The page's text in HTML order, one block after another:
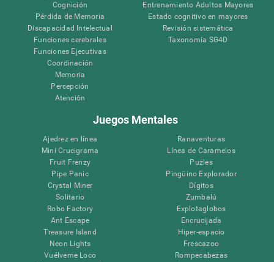
Cognición
Pérdida de Memoria
Discapacidad Intelectual
Funciones cerebrales
Funciones Ejecutivas
Coordinación
Memoria
Percepción
Atención
Entrenamiento Adultos Mayores
Estado cognitivo en mayores
Revisión sistemática
Taxonomía SG4D
Juegos Mentales
Ajedrez en línea
Mini Crucigrama
Fruit Frenzy
Pipe Panic
Crystal Miner
Solitario
Robo Factory
Ant Escape
Treasure Island
Neon Lights
Vuélveme Loco
Ranaventuras
Línea de Caramelos
Puzles
Pingüino Explorador
Dígitos
Zumbalú
Explotaglobos
Encrucijada
Hiper-espacio
Frescazoo
Rompecabezas